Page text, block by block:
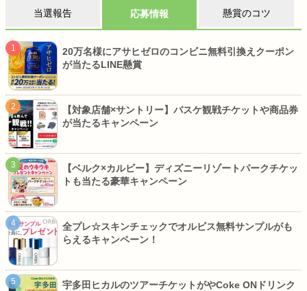
当選報告 応募情報 懸賞のコツ
20万名様にアサヒゼロのコンビニ無料引換えクーポン
が当たるLINE懸賞
【対象店舗×サントリー】バスケ観戦チケットや商品券
が当たるキャンペーン
【ベルク×カルビー】ディズニーリゾートパークチケッ
トも当たる豪華キャンペーン
全プレ☆スキンチェックでオルビス無料サンプルがも
らえるキャンペーン！
宇多田ヒカルのツアーチケットがやCoke ONドリンク